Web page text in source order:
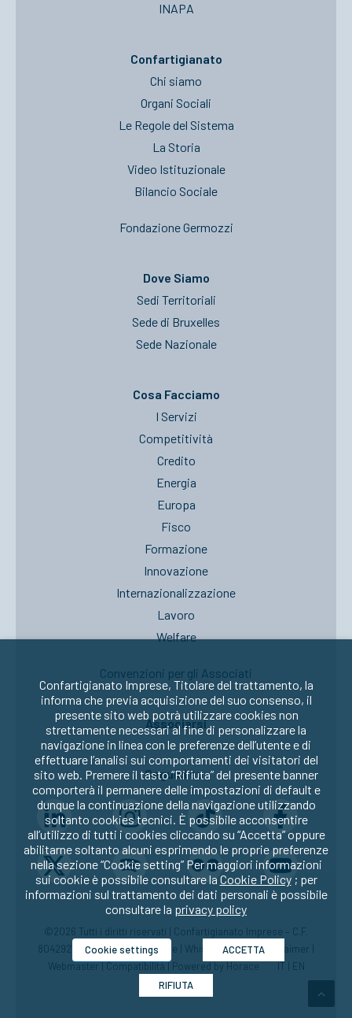
INAPA
Confartigianato
Chi siamo
Organi Sociali
Le Regole del Sistema
La Storia
Video Istituzionale
Bilancio Sociale
Fondazione Germozzi
Dove Siamo
Sedi Territoriali
Sede di Bruxelles
Sede Nazionale
Cosa Facciamo
I Servizi
Competitività
Credito
Energia
Europa
Fisco
Formazione
Innovazione
Internazionalizzazione
Lavoro
Welfare
Convenzioni per gli Associati
Associarsi
Seguici su:
©2026 Tutti i diritti riservati | Confartigianato Imprese – C.F.
80429270582 |Privacy|Cookie Whistleblowing|Disclaimer
Webmaster|Compatibilità| Powered by Horace IT EN
Confartigianato Imprese, Titolare del trattamento, la
informa che previa acquisizione del suo consenso, il
presente sito web potrà utilizzare cookies non
strettamente necessari al fine di personalizzare la
navigazione in linea con le preferenze dell’utente e di
effettuare l’analisi sui comportamenti dei visitatori del
sito web. Premere il tasto “Rifiuta” del presente banner
comporterà il permanere delle impostazioni di default e
dunque la continuazione della navigazione utilizzando
soltanto cookies tecnici. È possibile acconsentire
all’utilizzo di tutti i cookies cliccando su “Accetta” oppure
abilitarne soltanto alcuni esprimendo le proprie preferenze
nella sezione “Cookie setting” Per maggiori informazioni
sui cookie è possibile consultare la Cookie Policy; per
informazioni sul trattamento dei dati personali è possibile
consultare la privacy policy
Cookie settings ACCETTA
RIFIUTA